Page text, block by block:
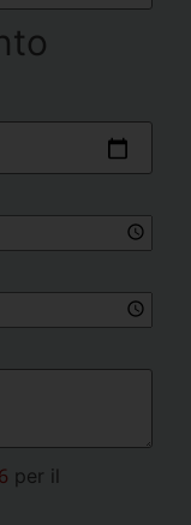
per il